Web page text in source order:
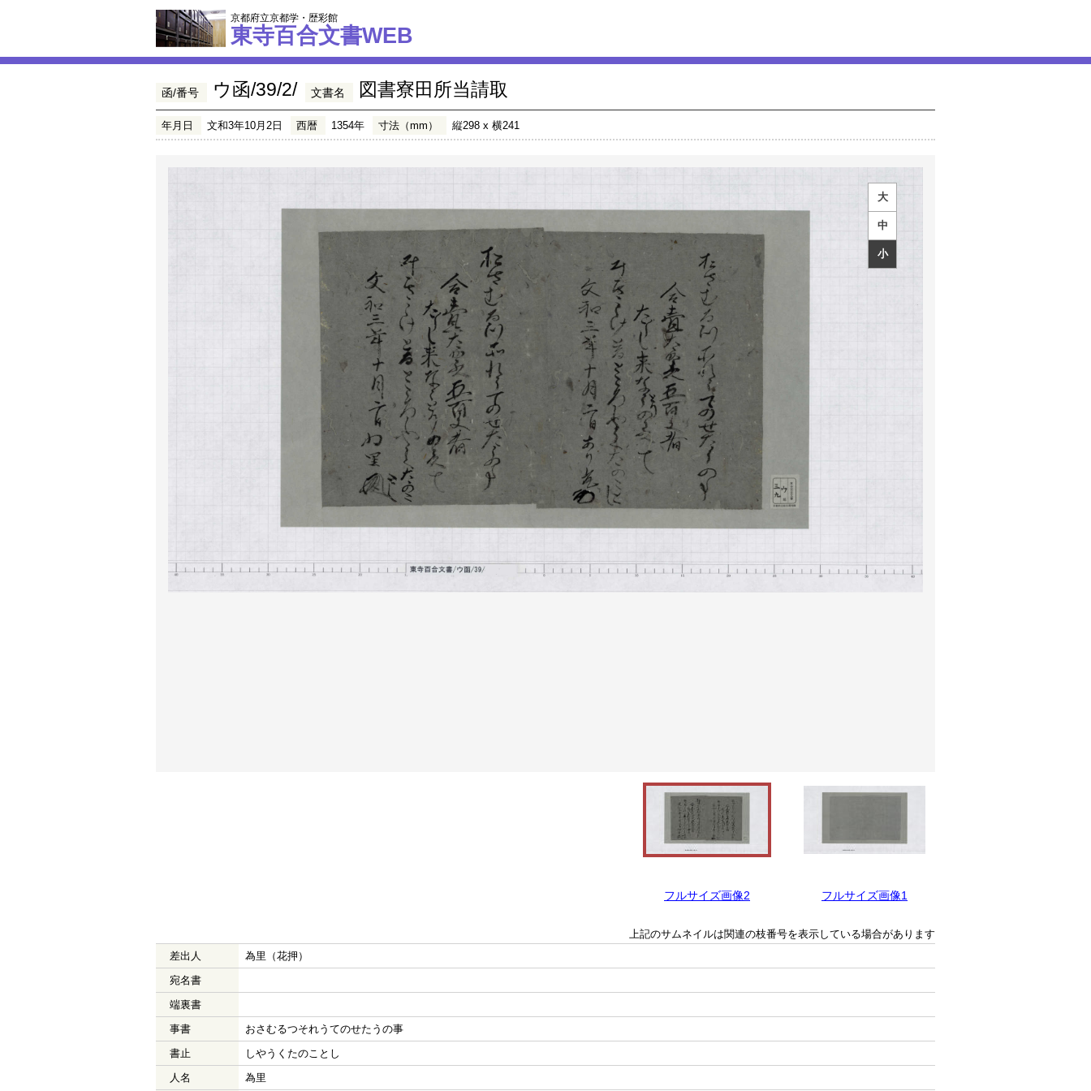
京都府立京都学・歴彩館
東寺百合文書WEB
函/番号 ウ函/39/2/ 文書名 図書寮田所当請取
年月日 文和3年10月2日 西暦 1354年 寸法（mm） 縦298 x 横241
大
中
小
フルサイズ画像2 フルサイズ画像1
上記のサムネイルは関連の枝番号を表示している場合があります
差出人
為里（花押）
宛名書
端裏書
事書
おさむるつそれうてのせたうの事
書止
しやうくたのことし
人名
為里